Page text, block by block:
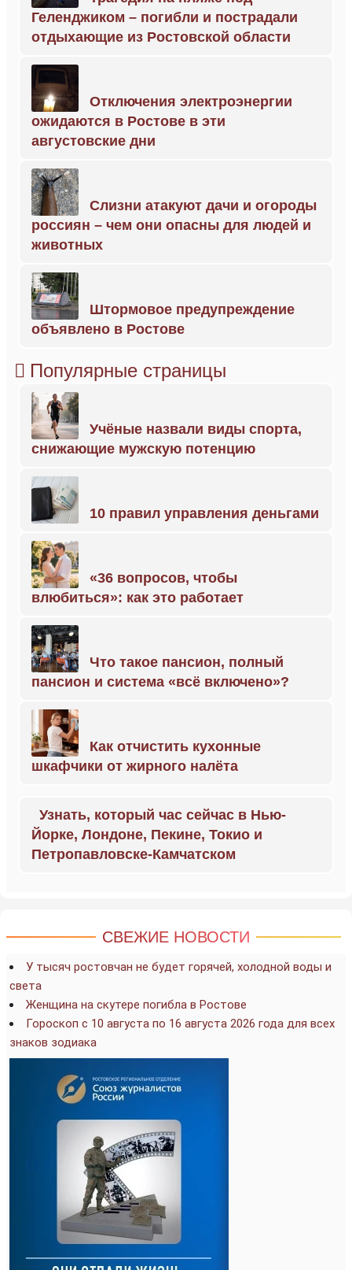
Геленджиком – погибли и пострадали
отдыхающие из Ростовской области
Отключения электроэнергии
ожидаются в Ростове в эти
августовские дни
Слизни атакуют дачи и огороды
россиян – чем они опасны для людей и
животных
Штормовое предупреждение
объявлено в Ростове
Популярные страницы
Учёные назвали виды спорта,
снижающие мужскую потенцию
10 правил управления деньгами
«36 вопросов, чтобы
влюбиться»: как это работает
Что такое пансион, полный
пансион и система «всё включено»?
Как отчистить кухонные
шкафчики от жирного налёта
Узнать, который час сейчас в Нью-
Йорке, Лондоне, Пекине, Токио и
Петропавловске-Камчатском
СВЕЖИЕ НОВОСТИ
У тысяч ростовчан не будет горячей, холодной воды и
света
Женщина на скутере погибла в Ростове
Гороскоп с 10 августа по 16 августа 2026 года для всех
знаков зодиака